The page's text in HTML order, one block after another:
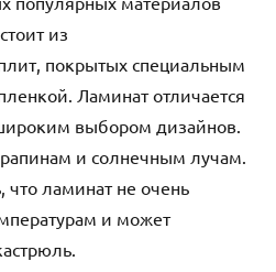
из
покрытых специальным
Ламинат отличается
выбором дизайнов.
и солнечным лучам.
что ламинат не очень
и может